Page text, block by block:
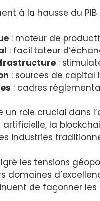
à la hausse du
: moteur de
: facilitateur
:
: sources de capital
: cadres
un rôle crucial dans
la
industries
les tensions
domaines
de façonner